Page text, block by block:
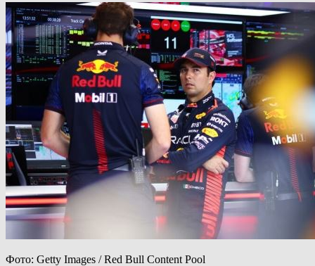
Фото: Getty Images / Red Bull Content Pool